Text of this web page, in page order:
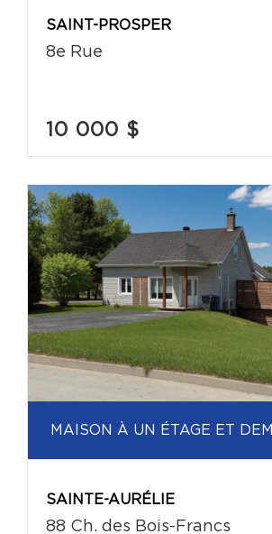
SAINT-PROSPER
8e Rue
10 000 $
MAISON À UN ÉTAGE ET DEMI
SAINTE-AURÉLIE
88 Ch. des Bois-Francs